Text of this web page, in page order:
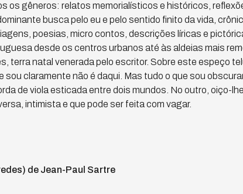
os gêneros: relatos memorialísticos e históricos,
busca pelo eu e pelo sentido finito da vida,
poesias, micro contos, descrições líricas e
desde os centros urbanos até às aldeias mais
terra natal venerada pelo escritor. Sobre este espeço
sou claramente não é daqui. Mas tudo o que sou
de viola esticada entre dois mundos. No outro, oiço-
intimista e que pode ser feita com vagar.
de Jean-Paul Sartre